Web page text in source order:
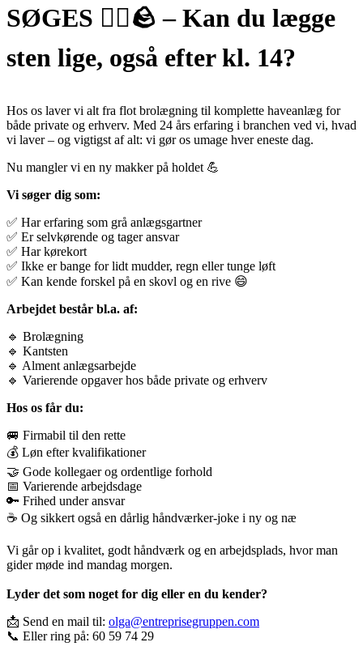
SØGES 👷‍♂️🪨 – Kan du lægge
sten lige, også efter kl. 14?
Hos os laver vi alt fra flot brolægning til komplette haveanlæg for
både private og erhverv. Med 24 års erfaring i branchen ved vi, hvad
vi laver – og vigtigst af alt: vi gør os umage hver eneste dag.
Nu mangler vi en ny makker på holdet 💪
Vi søger dig som:
✅ Har erfaring som grå anlægsgartner
✅ Er selvkørende og tager ansvar
✅ Har kørekort
✅ Ikke er bange for lidt mudder, regn eller tunge løft
✅ Kan kende forskel på en skovl og en rive 😄
Arbejdet består bl.a. af:
🔹 Brolægning
🔹 Kantsten
🔹 Alment anlægsarbejde
🔹 Varierende opgaver hos både private og erhverv
Hos os får du:
🚐 Firmabil til den rette
💰 Løn efter kvalifikationer
🤝 Gode kollegaer og ordentlige forhold
📅 Varierende arbejdsdage
🔑 Frihed under ansvar
☕ Og sikkert også en dårlig håndværker-joke i ny og næ
Vi går op i kvalitet, godt håndværk og en arbejdsplads, hvor man
gider møde ind mandag morgen.
Lyder det som noget for dig eller en du kender?
📩 Send en mail til: olga@entreprisegruppen.com
📞 Eller ring på: 60 59 74 29